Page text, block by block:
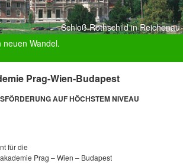
Schloß Rothschild in Reichenau
Wandel.
Prag-Wien-Budapest
AUF HÖCHSTEM NIVEAU
für die
Prag – Wien – Budapest